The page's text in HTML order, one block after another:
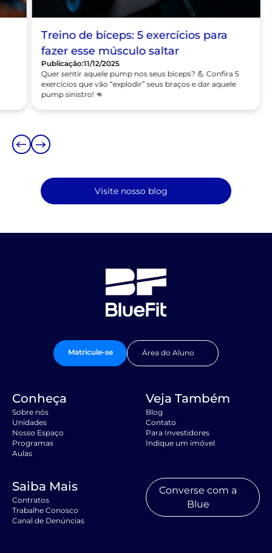
Treino de bíceps: 5 exercícios para
fazer esse músculo saltar
Publicação:11/12/2025
Quer sentir aquele pump nos seus bíceps? 💪 Confira 5
exercícios que vão “explodir” seus braços e dar aquele
pump sinistro! 👊
Visite nosso blog
Matricule-se Área do Aluno
Conheça
Sobre nós
Unidades
Nosso Espaço
Programas
Aulas
Veja Também
Blog
Contato
Para Investidores
Indique um imóvel
Saiba Mais
Contratos
Trabalhe Conosco
Canal de Denúncias
Converse com a
Blue